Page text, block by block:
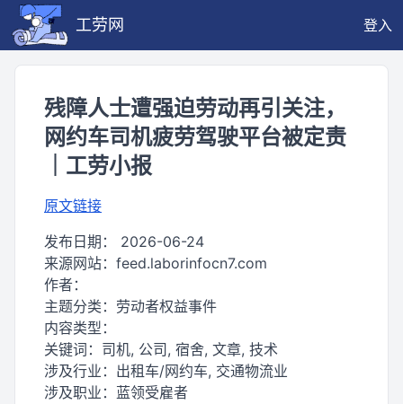
工劳网 登入
残障人士遭强迫劳动再引关注，
网约车司机疲劳驾驶平台被定责
｜工劳小报
原文链接
发布日期： 2026-06-24
来源网站： feed.laborinfocn7.com
作者：
主题分类： 劳动者权益事件
内容类型：
关键词： 司机, 公司, 宿舍, 文章, 技术
涉及行业： 出租车/网约车, 交通物流业
涉及职业： 蓝领受雇者